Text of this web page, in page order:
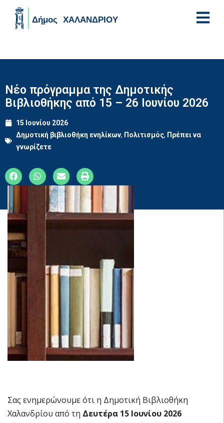
Νέο πρόγραμμα της Δημοτικής
Βιβλιοθήκης από 15 – 26 Ιουνίου 2026
15 Ιουνίου 2026
Δημοτική βιβλιοθήκη ενηλίκων, Πολιτισμός, Πρέπει να
γνωρίζετε
Σας ενημερώνουμε ότι η Δημοτική Βιβλιοθήκη
Χαλανδρίου από τη Δευτέρα 15 Ιουνίου 2026